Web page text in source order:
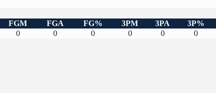
FGM FGA FG% 3PM 3PA 3P%
0 0 0 0 0 0